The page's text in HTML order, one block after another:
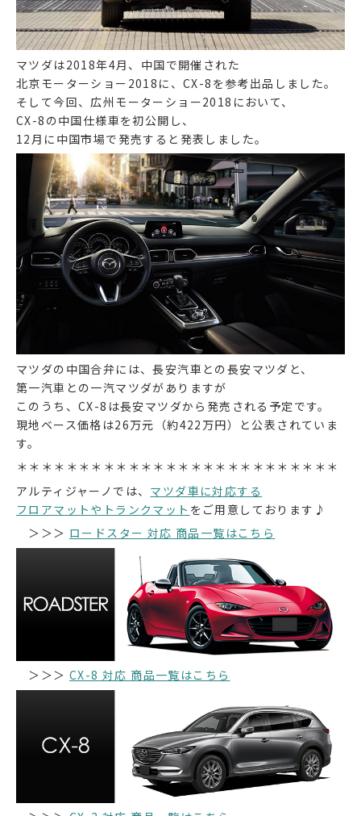
マツダは2018年4月、中国で開催された
北京モーターショー2018に、CX-8を参考出品しました。
そして今回、広州モーターショー2018において、
CX-8の中国仕様車を初公開し、
12月に中国市場で発売すると発表しました。
マツダの中国合弁には、長安汽車との長安マツダと、
第一汽車との一汽マツダがありますが
このうち、CX-8は長安マツダから発売される予定です。
現地ベース価格は26万元（約422万円）と公表されていま
す。
＊＊＊＊＊＊＊＊＊＊＊＊＊＊＊＊＊＊＊＊＊＊＊＊＊＊
アルティジャーノでは、 マツダ車に対応する
フロアマットやトランクマット をご用意しております♪
＞＞＞ ロードスター 対応 商品一覧はこちら
＞＞＞ CX-8 対応 商品一覧はこちら